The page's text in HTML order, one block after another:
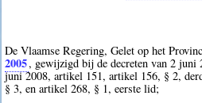
De Vlaamse Regering, Gelet op het
2005, gewijzigd bij de decreten van 2 juni
juni 2008, artikel 151, artikel 156, § 2,
§ 3, en artikel 268, § 1, eerste lid;